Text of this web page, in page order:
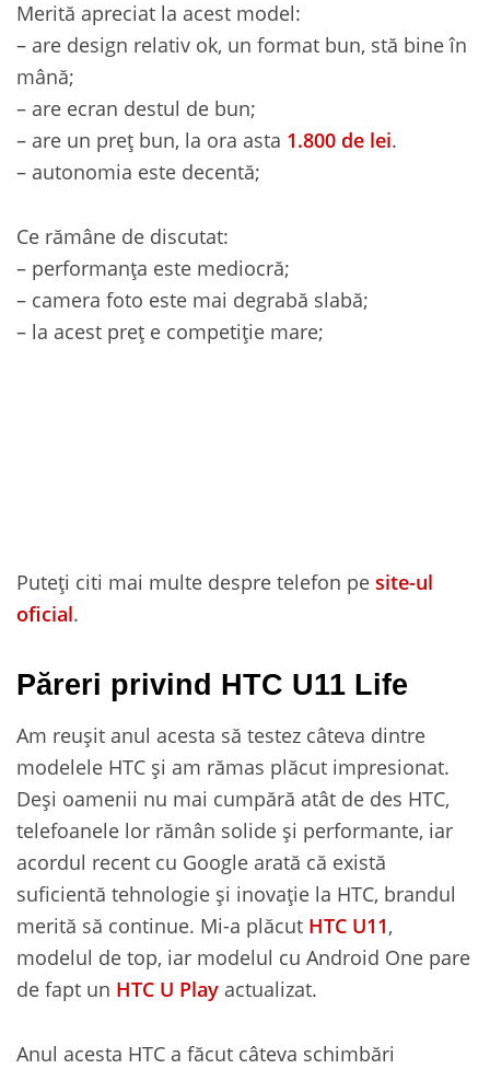
Merită apreciat la acest model:
– are design relativ ok, un format bun, stă bine în
mână;
– are ecran destul de bun;
– are un preț bun, la ora asta 1.800 de lei.
– autonomia este decentă;
Ce rămâne de discutat:
– performanța este mediocră;
– camera foto este mai degrabă slabă;
– la acest preț e competiție mare;
Puteți citi mai multe despre telefon pe site-ul
oficial.
Păreri privind HTC U11 Life
Am reușit anul acesta să testez câteva dintre
modelele HTC și am rămas plăcut impresionat.
Deși oamenii nu mai cumpără atât de des HTC,
telefoanele lor rămân solide și performante, iar
acordul recent cu Google arată că există
suficientă tehnologie și inovație la HTC, brandul
merită să continue. Mi-a plăcut HTC U11,
modelul de top, iar modelul cu Android One pare
de fapt un HTC U Play actualizat.
Anul acesta HTC a făcut câteva schimbări